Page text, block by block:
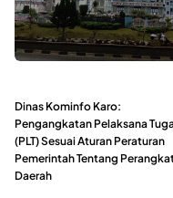
Dinas Kominfo Karo:
Pengangkatan Pelaksana
(PLT) Sesuai Aturan Peraturan
Pemerintah Tentang
Daerah